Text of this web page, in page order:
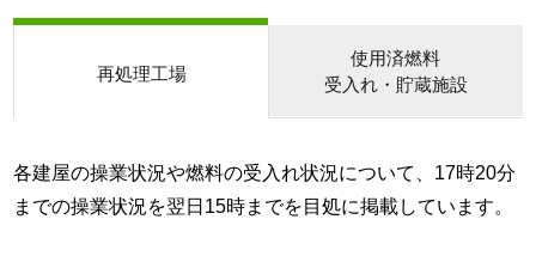
再処理工場
使用済燃料
受入れ・貯蔵施設
各建屋の操業状況や燃料の受入れ状況について、17時20分
までの操業状況を翌日15時までを目処に掲載しています。